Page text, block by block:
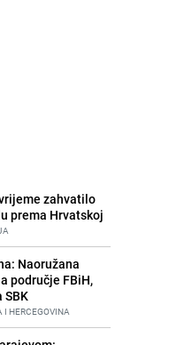
zahvatilo
prema Hrvatskoj
Naoružana
područje FBiH,
I HERCEGOVINA